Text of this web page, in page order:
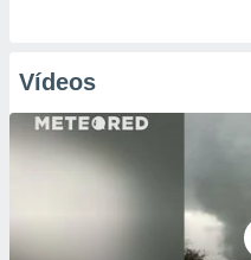
Vídeos